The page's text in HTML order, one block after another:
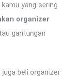
yang sering
organizer
gantungan
beli organizer